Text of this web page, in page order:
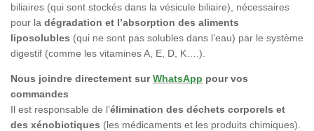
biliaires (qui sont stockés dans la vésicule biliaire), nécessaires
pour la dégradation et l’absorption des aliments
liposolubles (qui ne sont pas solubles dans l’eau) par le système
digestif (comme les vitamines A, E, D, K….).
Nous joindre directement surWhatsApp pour vos
commandes
Il est responsable de l’élimination des déchets corporels et
des xénobiotiques (les médicaments et les produits chimiques).